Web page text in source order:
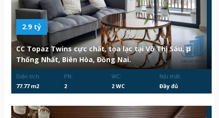
2.9 tỷ
CC Topaz Twins cực chất, tọa lạc tại Võ Thị Sáu, p
Thống Nhất, Biên Hòa, Đồng Nai.
Diện tích:
77.77 m2
PN:
2
WC:
2 WC
Nội thất:
Đầy đủ